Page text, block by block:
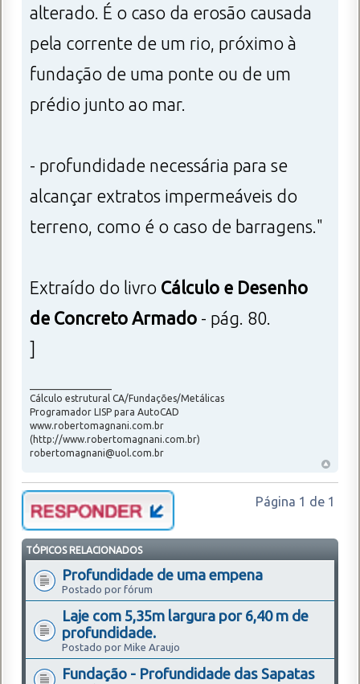
alterado. É o caso da erosão causada
pela corrente de um rio, próximo à
fundação de uma ponte ou de um
prédio junto ao mar.
- profundidade necessária para se
alcançar extratos impermeáveis do
terreno, como é o caso de barragens."
Extraído do livro Cálculo e Desenho
de Concreto Armado - pág. 80.
]
Cálculo estrutural CA/Fundações/Metálicas
Programador LISP para AutoCAD
www.robertomagnani.com.br
(http://www.robertomagnani.com.br)
robertomagnani@uol.com.br
Página 1 de 1
TÓPICOS RELACIONADOS
Profundidade de uma empena
Postado por fórum
Laje com 5,35m largura por 6,40 m de
profundidade.
Postado por Mike Araujo
Fundação - Profundidade das Sapatas